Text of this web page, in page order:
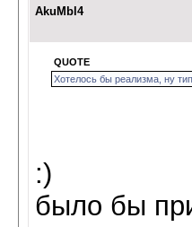
AkuMbl4
QUOTE
Хотелось бы реализма, ну
:)
было бы